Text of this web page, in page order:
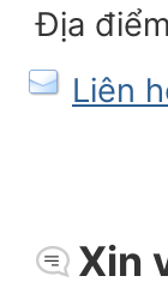
Địa
Liên
Xin